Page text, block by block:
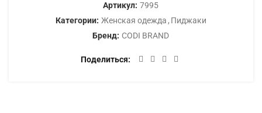
Артикул: 7995
Категории: Женская одежда , Пиджаки
Бренд: CODI BRAND
Поделиться